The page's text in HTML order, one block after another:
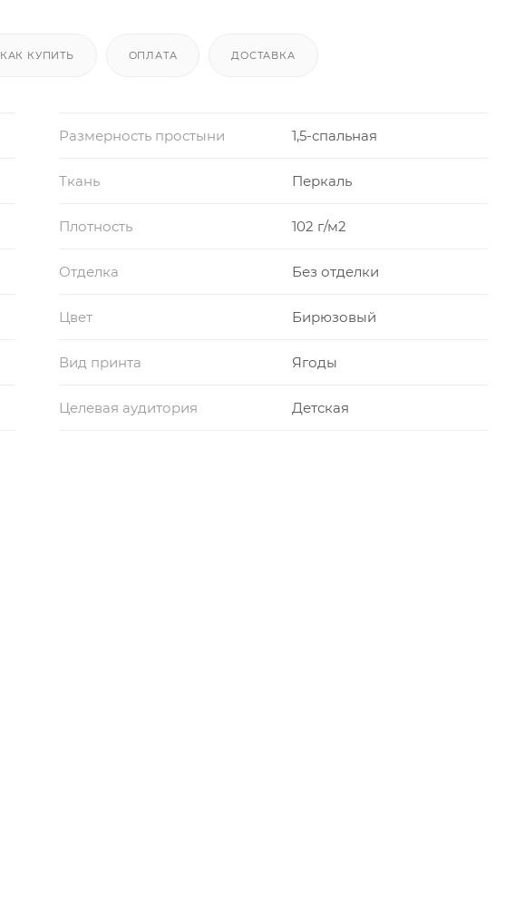
КАК КУПИТЬ ОПЛАТА ДОСТАВКА
Размерность простыни 1,5-спальная
Ткань Перкаль
Плотность 102 г/м2
Отделка Без отделки
Цвет Бирюзовый
Вид принта Ягоды
Целевая аудитория Детская